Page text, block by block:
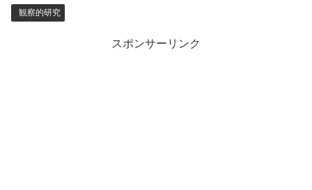
観察的研究
スポンサーリンク